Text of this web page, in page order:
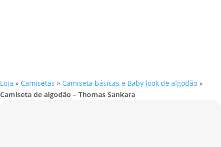
Loja » Camisetas » Camiseta básicas e Baby look de algodão »
Camiseta de algodão – Thomas Sankara